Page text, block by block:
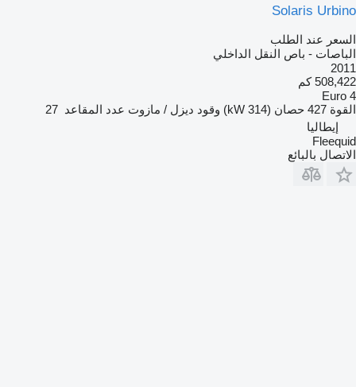
Solaris Urbino
السعر عند الطلب
الباصات - باص النقل الداخلي
2011
508,422 كم
Euro 4
القوة 427 حصان (314 kW) وقود ديزل / مازوت عدد المقاعد 27
إيطاليا
Fleequid
الاتصال بالبائع